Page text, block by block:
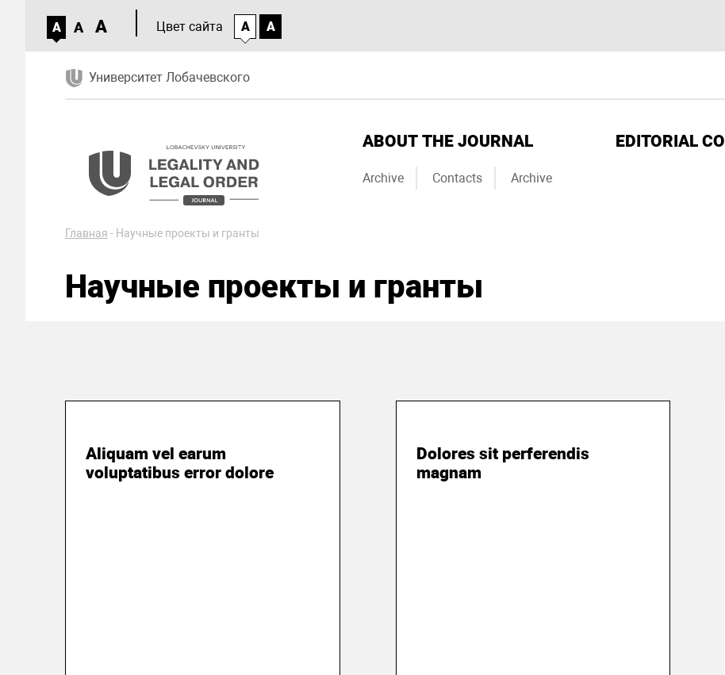
A A A Цвет сайта A A
Университет Лобачевского
ABOUT THE JOURNAL EDITORIAL
Archive Contacts Archive
Главная - Научные проекты и гранты
Научные проекты и гранты
Aliquam vel earum
voluptatibus error dolore
Dolores sit perferendis
magnam